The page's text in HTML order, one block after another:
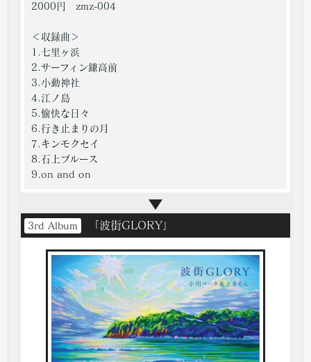
2000円 zmz-004
＜収録曲＞
1.七里ヶ浜
2.サーフィン鎌高前
3.小動神社
4.江ノ島
5.愉快な日々
6.行き止まりの月
7.キンモクセイ
8.石上ブルース
9.on and on
3rd Album 「波街GLORY」